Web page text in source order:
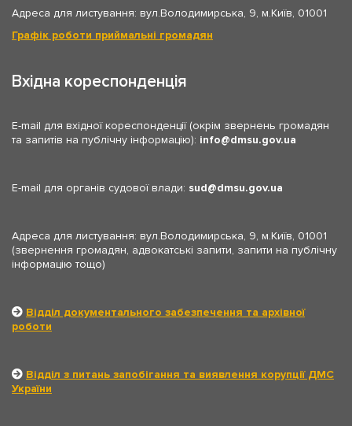
Адреса для листування: вул.Володимирська, 9, м.Київ, 01001
Графік роботи приймальні громадян
Вхідна кореспонденція
E-mail для вхідної кореспонденції (окрім звернень громадян
та запитів на публічну інформацію): info dmsu.gov.ua
E-mail для органів судової влади: sud dmsu.gov.ua
Адреса для листування: вул.Володимирська, 9, м.Київ, 01001
(звернення громадян, адвокатські запити, запити на публічну
інформацію тощо)
Відділ документального забезпечення та архівної
роботи
Відділ з питань запобігання та виявлення корупції ДМС
України